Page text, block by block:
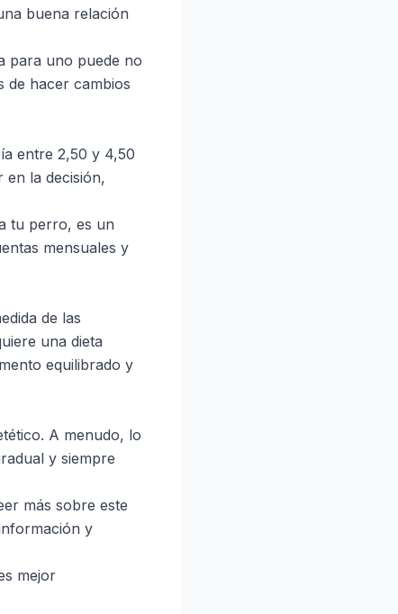
buena relación
para uno puede no
de hacer cambios
entre 2,50 y 4,50
en la decisión,
tu perro, es un
mensuales y
de las
una dieta
equilibrado y
A menudo, lo
y siempre
más sobre este
y
mejor